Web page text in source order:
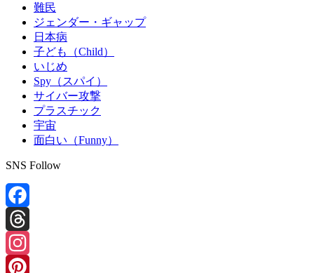
難民
ジェンダー・ギャップ
日本病
子ども（Child）
いじめ
Spy（スパイ）
サイバー攻撃
プラスチック
宇宙
面白い（Funny）
SNS Follow
Facebook
Threads
Instagram